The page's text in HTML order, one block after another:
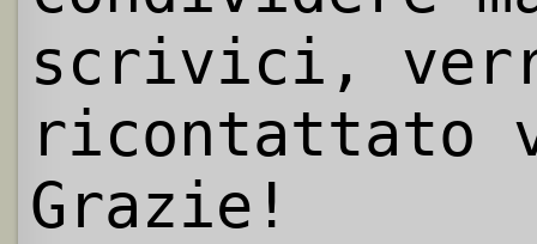
scrivici,
ricontattato
Grazie!